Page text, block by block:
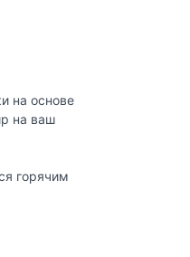
на основе
на ваш
горячим